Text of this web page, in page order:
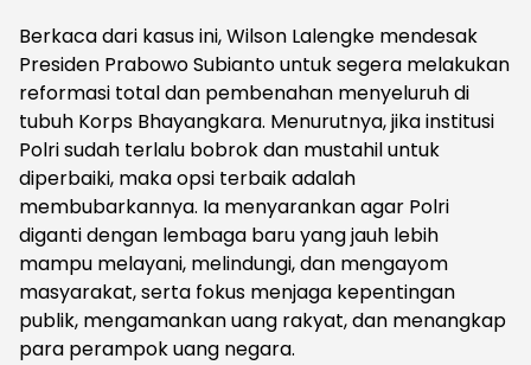
Berkaca dari kasus ini, Wilson Lalengke mendesak
Presiden Prabowo Subianto untuk segera melakukan
reformasi total dan pembenahan menyeluruh di
tubuh Korps Bhayangkara. Menurutnya, jika institusi
Polri sudah terlalu bobrok dan mustahil untuk
diperbaiki, maka opsi terbaik adalah
membubarkannya. Ia menyarankan agar Polri
diganti dengan lembaga baru yang jauh lebih
mampu melayani, melindungi, dan mengayom
masyarakat, serta fokus menjaga kepentingan
publik, mengamankan uang rakyat, dan menangkap
para perampok uang negara.